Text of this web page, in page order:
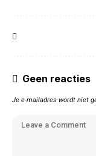
Geen reacties
Je e-mailadres wordt niet